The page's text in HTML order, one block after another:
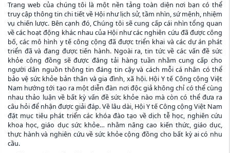
Trang web của chúng tôi là một nền tảng toàn diện nơi bạn có thể
truy cập thông tin chi tiết về Hội như lịch sử, tầm nhìn, sứ mệnh, nhiệm
vụ chiến lược. Bên cạnh đó, Chúng tôi sẽ cung cấp cái nhìn tổng quan
về các hoạt động khác nhau của Hội như các nghiên cứu đã được công
bố, các mô hình y tế công cộng đã được triển khai và các dự án phát
triển đã và đang được tiến hành. Ngoài ra, tin tức về các vấn đề sức
khỏe cộng đồng sẽ được đăng tải hàng tuần nhằm cung cấp cho
người dân nguồn thông tin đáng tin cậy và cách mỗi cá nhân có thể
bảo vệ sức khỏe bản thân và gia đình, xã hội. Hội Y tế Công cộng Việt
Nam hướng tới tạo ra một diễn đàn nơi độc giả không chỉ có thể cùng
nhau thảo luận về bất kỳ vấn đề sức khỏe nào mà còn có thể đưa ra
câu hỏi để nhận được giải đáp. Về lâu dài, Hội Y tế Công cộng Việt Nam
đặt mục tiêu phát triển các khóa đào tạo về dịch tễ học, nghiên cứu
khoa học, giáo dục sức khỏe… nhằm nâng cao kiến thức, giáo dục,
thực hành và nghiên cứu về sức khỏe cộng đồng cho bất kỳ ai có nhu
cầu.